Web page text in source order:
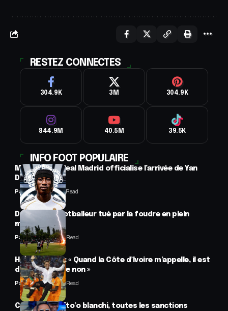
RESTEZ CONNECTES
304.9K 3M 304.9K
844.9M 40.5M 39.5K
INFO FOOT POPULAIRE
Mercato : Le Real Madrid officialise l’arrivée de Yan
Diomandé
Panafrofoot1 Min Read
Drame : un footballeur tué par la foudre en plein
match
Panafrofoot2 Min Read
Hervé Renard : « Quand la Côte d’Ivoire m’appelle, il est
difficile de dire non »
Panafrofoot2 Min Read
CAF : Samuel Eto’o blanchi, toutes les sanctions